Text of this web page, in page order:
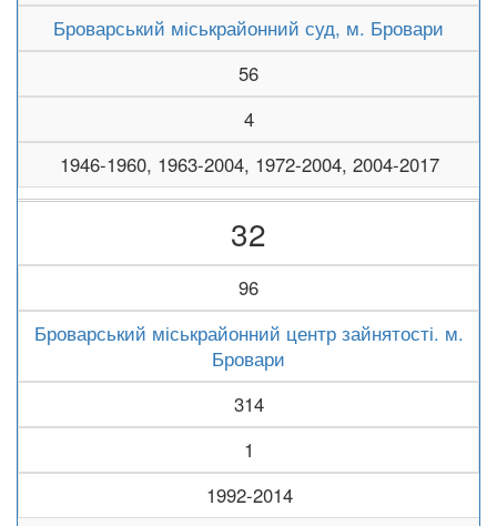
Броварський міськрайонний суд, м. Бровари
56
4
1946-1960, 1963-2004, 1972-2004, 2004-2017
32
96
Броварський міськрайонний центр зайнятості. м.
Бровари
314
1
1992-2014